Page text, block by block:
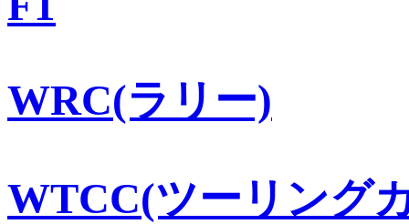
WRC(ラリー)
WTCC(ツーリング